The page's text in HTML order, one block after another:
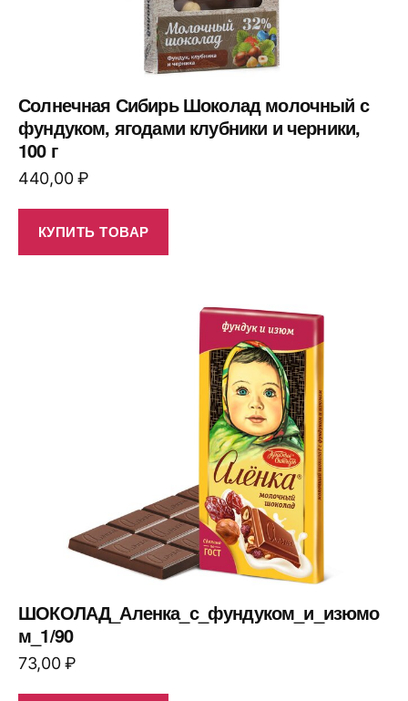
Солнечная Сибирь Шоколад молочный с
фундуком, ягодами клубники и черники,
100 г
440,00₽
КУПИТЬ ТОВАР
ШОКОЛАД_Аленка_с_фундуком_и_изюмо
м_1/90
73,00₽